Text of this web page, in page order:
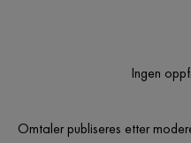
Ingen
Omtaler publiseres etter